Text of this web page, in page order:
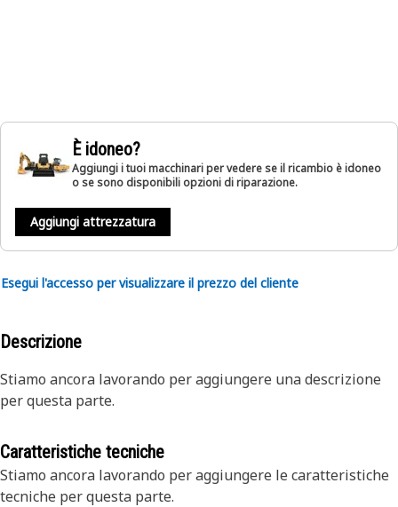
È idoneo?
Aggiungi i tuoi macchinari per vedere se il ricambio è idoneo
o se sono disponibili opzioni di riparazione.
Aggiungi attrezzatura
Esegui l'accesso per visualizzare il prezzo del cliente
Descrizione
Stiamo ancora lavorando per aggiungere una descrizione
per questa parte.
Caratteristiche tecniche
Stiamo ancora lavorando per aggiungere le caratteristiche
tecniche per questa parte.